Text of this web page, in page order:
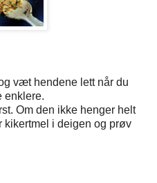
væt hendene lett når du
enklere.
Om den ikke henger helt
kikertmel i deigen og prøv